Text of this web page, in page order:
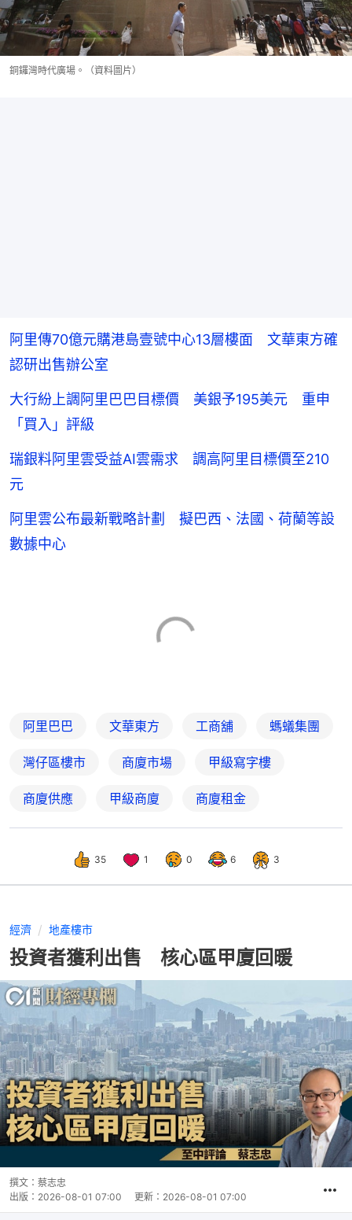
銅鑼灣時代廣場。（資料圖片）
阿里傳70億元購港島壹號中心13層樓面 文華東方確
認研出售辦公室
大行紛上調阿里巴巴目標價 美銀予195美元 重申
「買入」評級
瑞銀料阿里雲受益AI雲需求 調高阿里目標價至210
元
阿里雲公布最新戰略計劃 擬巴西、法國、荷蘭等設
數據中心
阿里巴巴 文華東方 工商舖 螞蟻集團
灣仔區樓市 商廈市場 甲級寫字樓
商廈供應 甲級商廈 商廈租金
35 1 0 6 3
經濟 地產樓市
投資者獲利出售 核心區甲廈回暖
撰文： 蔡志忠
出版： 2026-08-01 07:00 更新： 2026-08-01 07:00